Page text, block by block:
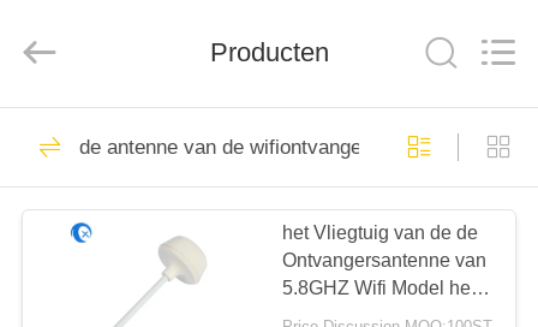
HUIS
PRODUCTEN
ONGEVEER
Co.,
Reserved.
De Antenne van
Omniwifi
Producten
de antenne van de wifiontvanger
het Vliegtuig van de de
Ontvangersantenne van
5.8GHZ Wifi Model het
Rennen Antenne met